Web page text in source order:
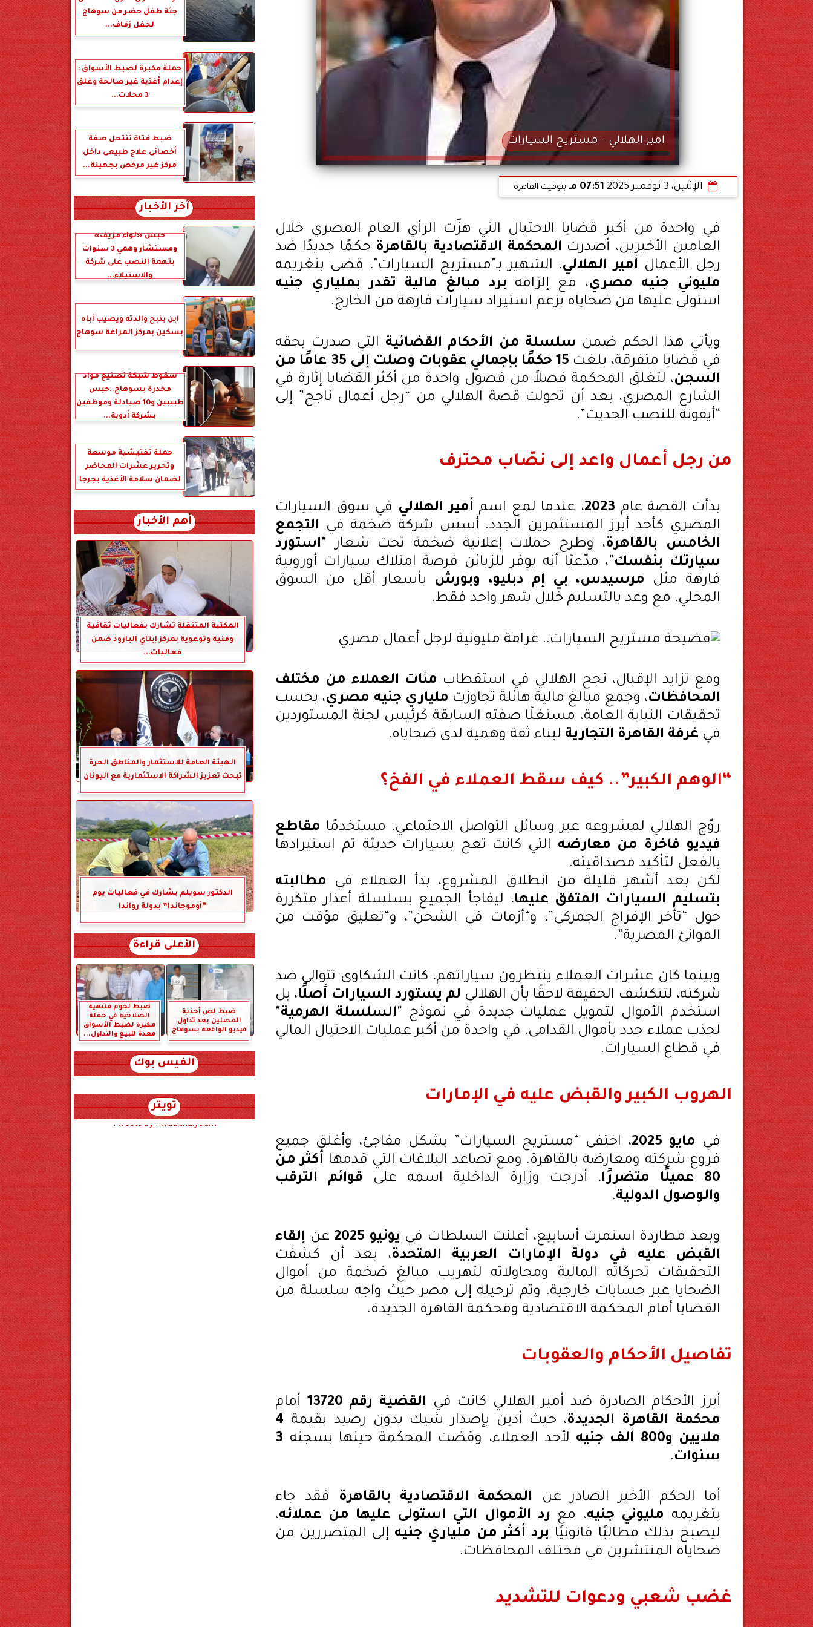
امير الهلالي - مستريح السيارات
الإثنين، 3 نوفمبر 2025 07:51 مـ بتوقيت القاهرة
في واحدة من أكبر قضايا الاحتيال التي هزّت الرأي العام المصري خلال
العامين الأخيرين، أصدرت المحكمة الاقتصادية بالقاهرة حكمًا جديدًا ضد
رجل الأعمال أمير الهلالي، الشهير بـ"مستريح السيارات"، قضى بتغريمه
مليوني جنيه مصري، مع إلزامه برد مبالغ مالية تقدر بملياري جنيه
استولى عليها من ضحاياه بزعم استيراد سيارات فارهة من الخارج.
ويأتي هذا الحكم ضمن سلسلة من الأحكام القضائية التي صدرت بحقه
في قضايا متفرقة، بلغت
15 حكمًا بإجمالي عقوبات وصلت إلى 35 عامًا من
السجن، لتغلق المحكمة فصلاً من فصول واحدة من أكثر القضايا إثارة في
الشارع المصري، بعد أن تحولت قصة الهلالي من “رجل أعمال ناجح” إلى
“أيقونة للنصب الحديث”.
من رجل أعمال واعد إلى نصّاب محترف
بدأت القصة عام 2023، عندما لمع اسم أمير الهلالي في سوق السيارات
المصري كأحد أبرز المستثمرين الجدد. أسس شركة ضخمة في التجمع
الخامس بالقاهرة، وطرح حملات إعلانية ضخمة تحت شعار "استورد
سيارتك بنفسك"، مدّعيًا أنه يوفر للزبائن فرصة امتلاك سيارات أوروبية
فارهة مثل مرسيدس، بي إم دبليو، وبورش بأسعار أقل من السوق
المحلي، مع وعد بالتسليم خلال شهر واحد فقط.
ومع تزايد الإقبال، نجح الهلالي في استقطاب مئات العملاء من مختلف
المحافظات، وجمع مبالغ مالية هائلة تجاوزت ملياري جنيه مصري، بحسب
تحقيقات النيابة العامة، مستغلًا صفته السابقة كرئيس لجنة المستوردين
في غرفة القاهرة التجارية لبناء ثقة وهمية لدى ضحاياه.
“الوهم الكبير”.. كيف سقط العملاء في الفخ؟
روّج الهلالي لمشروعه عبر وسائل التواصل الاجتماعي، مستخدمًا مقاطع
فيديو فاخرة من معارضه التي كانت تعج بسيارات حديثة تم استيرادها
بالفعل لتأكيد مصداقيته.
لكن بعد أشهر قليلة من انطلاق المشروع، بدأ العملاء في مطالبته
بتسليم السيارات المتفق عليها، ليفاجأ الجميع بسلسلة أعذار متكررة
حول “تأخر الإفراج الجمركي”، و“أزمات في الشحن”، و“تعليق مؤقت من
الموانئ المصرية”.
وبينما كان عشرات العملاء ينتظرون سياراتهم، كانت الشكاوى تتوالى ضد
شركته، لتتكشف الحقيقة لاحقًا بأن الهلالي لم يستورد السيارات أصلًا، بل
استخدم الأموال لتمويل عمليات جديدة في نموذج
"السلسلة الهرمية"
لجذب عملاء جدد بأموال القدامى، في واحدة من أكبر عمليات الاحتيال المالي
في قطاع السيارات.
الهروب الكبير والقبض عليه في الإمارات
في مايو 2025
، اختفى “مستريح السيارات” بشكل مفاجئ، وأغلق جميع
فروع شركته ومعارضه بالقاهرة. ومع تصاعد البلاغات التي قدمها أكثر من
80 عميلًا متضررًا
، أدرجت وزارة الداخلية اسمه على قوائم الترقب
والوصول الدولية.
وبعد مطاردة استمرت أسابيع، أعلنت السلطات في يونيو 2025 عن إلقاء
القبض عليه في دولة الإمارات العربية المتحدة، بعد أن كشفت
التحقيقات تحركاته المالية ومحاولاته لتهريب مبالغ ضخمة من أموال
الضحايا عبر حسابات خارجية. وتم ترحيله إلى مصر حيث واجه سلسلة من
القضايا أمام المحكمة الاقتصادية ومحكمة القاهرة الجديدة.
تفاصيل الأحكام والعقوبات
أبرز الأحكام الصادرة ضد أمير الهلالي كانت في القضية رقم 13720
أمام
محكمة القاهرة الجديدة، حيث أدين بإصدار شيك بدون رصيد بقيمة 4
ملايين و800 ألف جنيه
لأحد العملاء، وقضت المحكمة حينها بسجنه 3
سنوات.
أما الحكم الأخير الصادر عن المحكمة الاقتصادية بالقاهرة فقد جاء
بتغريمه مليوني جنيه، مع رد الأموال التي استولى عليها من عملائه،
ليصبح بذلك مطالبًا قانونيًا برد أكثر من ملياري جنيه إلى المتضررين من
ضحاياه المنتشرين في مختلف المحافظات.
غضب شعبي ودعوات للتشديد
جثة طفل حضر من سوهاج
لحفل زفاف...
حملة مكبرة لضبط الأسواق :
إعدام أغذية غير صالحة وغلق
3 محلات...
ضبط فتاة تنتحل صفة
أخصائى علاج طبيعى داخل
مركز غير مرخص بجهينة...
آخر الأخبار
حبس «لواء مزيف»
ومستشار وهمي 3 سنوات
بتهمة النصب على شركة
والاستيلاء...
ابن يذبح والدته ويصيب أباه
بسكين بمركز المراغة سوهاج
سقوط شبكة تصنيع مواد
مخدرة بسوهاج..حبس
طبيبين و10 صيادلة وموظفين
بشركة أدوية...
حملة تفتيشية موسعة
وتحرير عشرات المحاضر
لضمان سلامة الأغذية بجرجا
أهم الأخبار
المكتبة المتنقلة تشارك بفعاليات ثقافية
وفنية وتوعوية بمركز إيتاي البارود ضمن
فعاليات...
الهيئة العامة للاستثمار والمناطق الحرة
تبحث تعزيز الشراكة الاستثمارية مع اليونان
الدكتور سويلم يشارك في فعاليات يوم
“أوموجاندا” بدولة رواندا
الأعلى قراءة
ضبط لص أحذية
المصلين بعد تداول
فيديو الواقعة بسوهاج
ضبط لحوم منتهية
الصلاحية في حملة
مكبرة لضبط الأسواق
معدة للبيع والتداول...
الفيس بوك
تويتر
Tweets by hwadithalyoum